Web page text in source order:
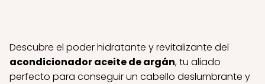
Descubre el poder hidratante y revitalizante del
acondicionador aceite de argán, tu aliado
perfecto para conseguir un cabello deslumbrante y